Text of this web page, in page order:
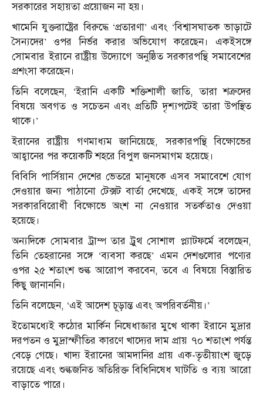
সরকারের সহায়তা প্রয়োজন না হয়।
খামেনি যুক্তরাষ্ট্রের বিরুদ্ধে ‘প্রতারণা’ এবং ‘বিশ্বাসঘাতক ভাড়াটে
সৈন্যদের’ ওপর নির্ভর করার অভিযোগ করেছেন। একইসঙ্গে
সোমবার ইরানে রাষ্ট্রীয় উদ্যোগে অনুষ্ঠিত সরকারপন্থি সমাবেশের
প্রশংসা করেছেন।
তিনি বলেছেন, ‘ইরানি একটি শক্তিশালী জাতি, তারা শত্রুদের
বিষয়ে অবগত ও সচেতন এবং প্রতিটি দৃশ্যপটেই তারা উপস্থিত
থাকে।’
ইরানের রাষ্ট্রীয় গণমাধ্যম জানিয়েছে, সরকারপন্থি বিক্ষোভের
আহ্বানের পর কয়েকটি শহরে বিপুল জনসমাগম হয়েছে।
বিবিসি পার্সিয়ান দেশের ভেতরে মানুষকে এসব সমাবেশে যোগ
দেওয়ার জন্য পাঠানো টেক্সট বার্তা দেখেছে, একই সঙ্গে তাদের
সরকারবিরোধী বিক্ষোভে অংশ না নেওয়ার সতর্কতাও দেওয়া
হয়েছে।
অন্যদিকে সোমবার ট্রাম্প তার ট্রুথ সোশাল প্ল্যাটফর্মে বলেছেন,
তিনি তেহরানের সঙ্গে ‘ব্যবসা করছে’ এমন দেশগুলোর পণ্যের
ওপর ২৫ শতাংশ শুল্ক আরোপ করবেন, তবে এ বিষয়ে বিস্তারিত
কিছু জানাননি।
তিনি বলেছেন, ‘এই আদেশ চূড়ান্ত এবং অপরিবর্তনীয়।’
ইতোমধ্যেই কঠোর মার্কিন নিষেধাজ্ঞার মুখে থাকা ইরানে মুদ্রার
দরপতন ও মুদ্রাস্ফীতির কারণে খাদ্যের দাম প্রায় ৭০ শতাংশ পর্যন্ত
বেড়ে গেছে। খাদ্য ইরানের আমদানির প্রায় এক-তৃতীয়াংশ জুড়ে
রয়েছে এবং শুল্কজনিত অতিরিক্ত বিধিনিষেধ ঘাটতি ও ব্যয় আরো
বাড়াতে পারে।